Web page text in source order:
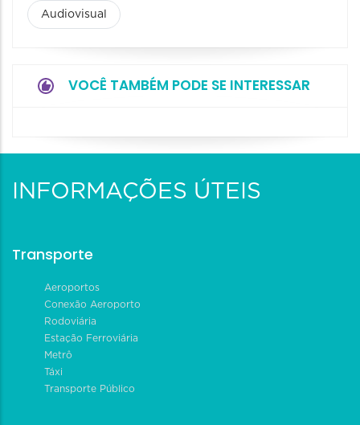
Audiovisual
VOCÊ TAMBÉM PODE SE INTERESSAR
INFORMAÇÕES ÚTEIS
Transporte
Aeroportos
Conexão Aeroporto
Rodoviária
Estação Ferroviária
Metrô
Táxi
Transporte Público